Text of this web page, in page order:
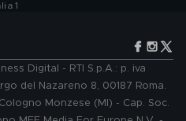
1
Digital - RTI S.p.A.: p. iva
del Nazareno 8, 00187 Roma.
Monzese (MI) - Cap. Soc.